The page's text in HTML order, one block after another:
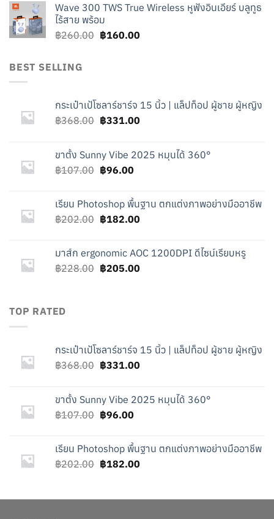
฿276.00.฿176.00.
Wave 300 TWS True Wireless หูฟังอินเอียร์ บลูทูธ
ไร้สาย พร้อม
฿260.00 Original
฿160.00Current
BEST SELLING
กระเป๋าเป้โซลาร์ชาร์จ 15 นิ้ว | แล็ปท็อป ผู้ชาย ผู้หญิง
฿368.00 Original
฿368.00.
฿331.00Current
฿331.00.
ขาตั้ง Sunny Vibe 2025 หมุนได้ 360°
฿107.00 Original
฿107.00.
฿96.00Current
is:
฿96.00.
เรียน Photoshop พื้นฐาน ตกแต่งภาพอย่างมืออาชีพ
฿202.00 Original
฿202.00.
฿182.00Current
฿182.00.
มาส์ก ergonomic AOC 1200DPI ดีไซน์เรียบหรู
฿228.00 Original
฿205.00Current
TOP RATED
กระเป๋าเป้โซลาร์ชาร์จ 15 นิ้ว | แล็ปท็อป ผู้ชาย ผู้หญิง
฿368.00 Original
฿368.00.
฿331.00Current
฿331.00.
ขาตั้ง Sunny Vibe 2025 หมุนได้ 360°
฿107.00 Original
฿107.00.
฿96.00Current
is:
฿96.00.
เรียน Photoshop พื้นฐาน ตกแต่งภาพอย่างมืออาชีพ
฿202.00 Original
฿202.00.
฿182.00Current
฿182.00.